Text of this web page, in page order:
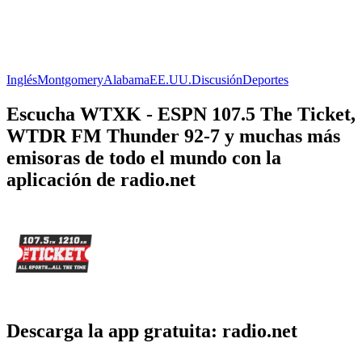
InglésMontgomeryAlabamaEE.UU.DiscusiónDeportes
Escucha WTXK - ESPN 107.5 The Ticket,
WTDR FM Thunder 92-7 y muchas más
emisoras de todo el mundo con la
aplicación de radio.net
Descarga la app gratuita: radio.net